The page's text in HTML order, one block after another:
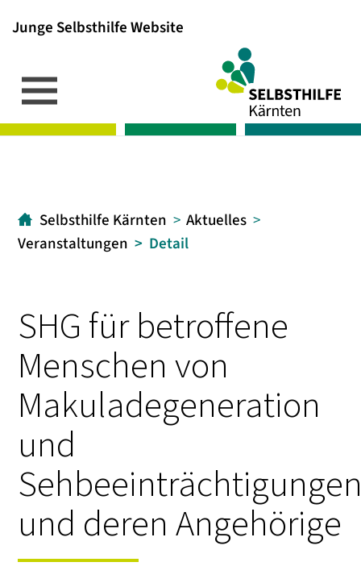
Junge Selbsthilfe Website
[1]
[2]
[3]
Selbsthilfe Kärnten
Aktuelles
Veranstaltungen
Detail
SHG für betroffene
Menschen von
Makuladegeneration
und
und deren Angehörige